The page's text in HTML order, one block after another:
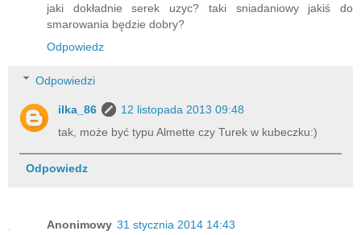
jaki dokładnie serek uzyc? taki sniadaniowy jakiś do
smarowania będzie dobry?
Odpowiedz
Odpowiedzi
ilka_86
12 listopada 2013 09:48
tak, może być typu Almette czy Turek w kubeczku:)
Odpowiedz
Anonimowy 31 stycznia 2014 14:43